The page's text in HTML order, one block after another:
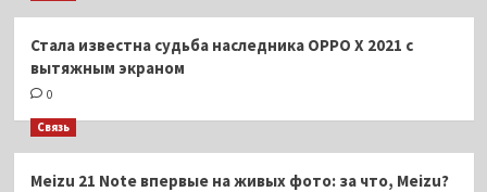
Стала известна судьба наследника OPPO X 2021 с
вытяжным экраном
0
Связь
Meizu 21 Note впервые на живых фото: за что, Meizu?